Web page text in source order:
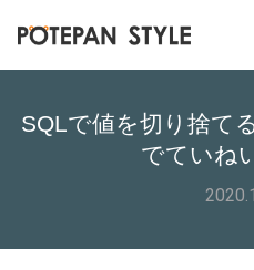
SQLで値を切り捨て
でていね